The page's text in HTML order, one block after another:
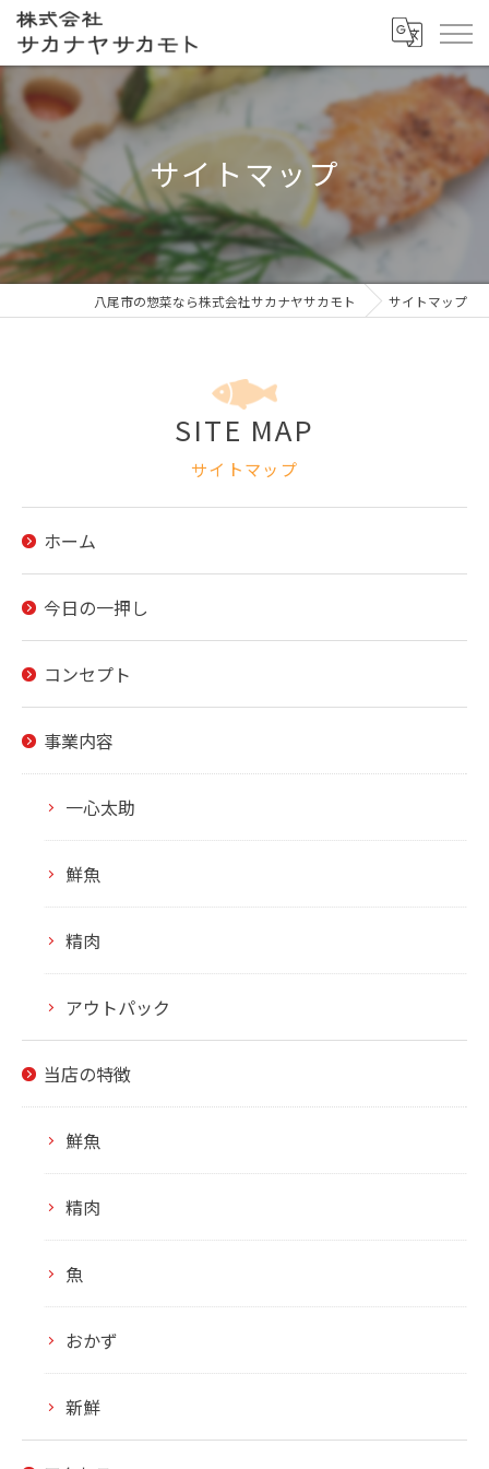
サイトマップ
八尾市の惣菜なら株式会社サカナヤサカモト サイトマップ
サイトマップ
SITE MAP
ホーム
今日の一押し
コンセプト
事業内容
一心太助
鮮魚
精肉
アウトパック
当店の特徴
鮮魚
精肉
魚
おかず
新鮮